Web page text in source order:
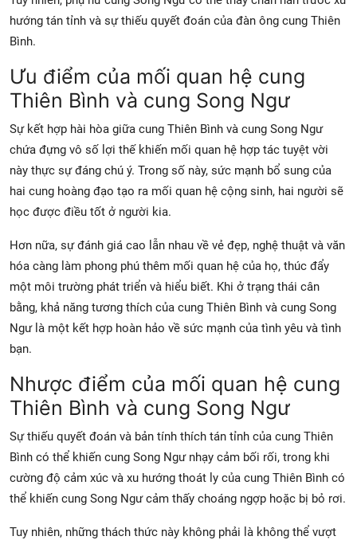
hướng tán tỉnh và sự thiếu quyết đoán của đàn ông cung Thiên
Bình.
Ưu điểm của mối quan hệ cung
Thiên Bình và cung Song Ngư
Sự kết hợp hài hòa giữa cung Thiên Bình và cung Song Ngư
chứa đựng vô số lợi thế khiến mối quan hệ hợp tác tuyệt vời
này thực sự đáng chú ý. Trong số này, sức mạnh bổ sung của
hai cung hoàng đạo tạo ra mối quan hệ cộng sinh, hai người sẽ
học được điều tốt ở người kia.
Hơn nữa, sự đánh giá cao lẫn nhau về vẻ đẹp, nghệ thuật và văn
hóa càng làm phong phú thêm mối quan hệ của họ, thúc đẩy
một môi trường phát triển và hiểu biết. Khi ở trạng thái cân
bằng, khả năng tương thích của cung Thiên Bình và cung Song
Ngư là một kết hợp hoàn hảo về sức mạnh của tình yêu và tình
bạn.
Nhược điểm của mối quan hệ cung
Thiên Bình và cung Song Ngư
Sự thiếu quyết đoán và bản tính thích tán tỉnh của cung Thiên
Bình có thể khiến cung Song Ngư nhạy cảm bối rối, trong khi
cường độ cảm xúc và xu hướng thoát ly của cung Thiên Bình có
thể khiến cung Song Ngư cảm thấy choáng ngợp hoặc bị bỏ rơi.
Tuy nhiên, những thách thức này không phải là không thể vượt